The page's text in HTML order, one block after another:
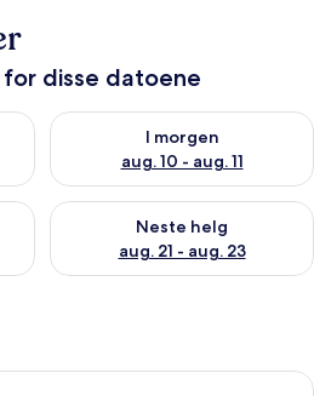
disse datoene
aug. 9 - aug. 10
I morgen
aug. 10 - aug. 11
Sjekk tilgjengelighet for i
helgen, aug. 14 - aug. 16
Neste helg
aug. 21 - aug. 23
Sjekk tilgjengelighet for